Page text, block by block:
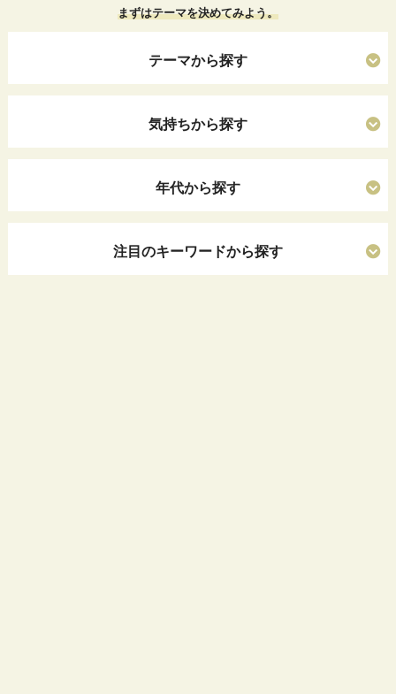
まずはテーマを決めてみよう。
テーマから探す
気持ちから探す
年代から探す
注目のキーワードから探す